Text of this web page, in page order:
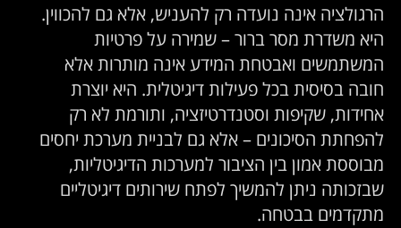
אינה נועדה רק להעניש, אלא גם להכווין.
משדרת מסר ברור – שמירה על פרטיות
ואבטחת המידע אינה מותרות אלא
בסיסית בכל פעילות דיגיטלית. היא יוצרת
שקיפות וסטנדרטיזציה, ותורמת לא רק
הסיכונים – אלא גם לבניית מערכת יחסים
אמון בין הציבור למערכות הדיגיטליות,
ניתן להמשיך לפתח שירותים דיגיטליים
בבטחה.